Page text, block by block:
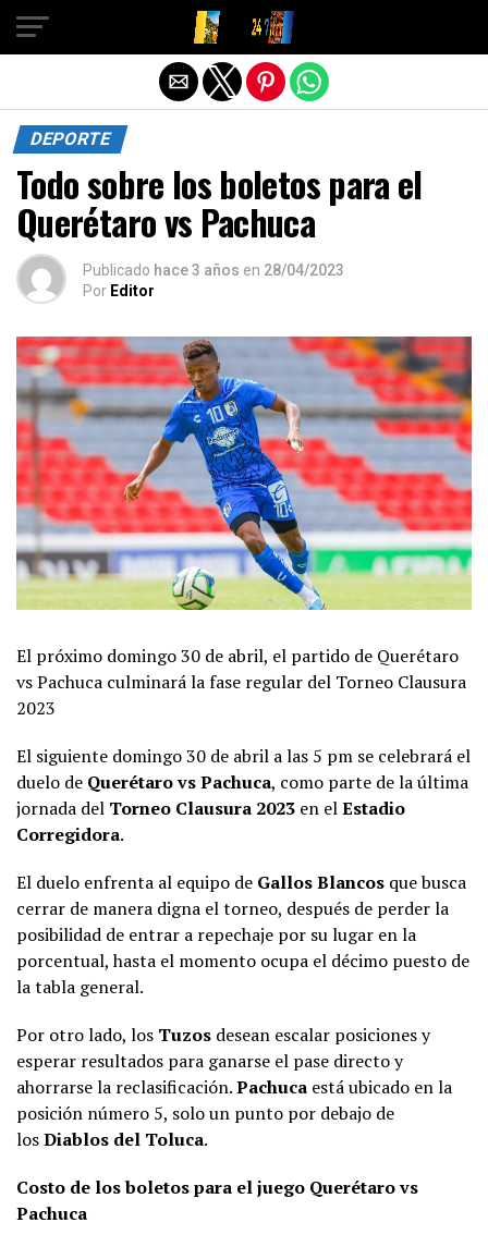
DEPORTE
Todo sobre los boletos para el
Querétaro vs Pachuca
Publicado hace 3 años en 28/04/2023
Por Editor
El próximo domingo 30 de abril, el partido de Querétaro
vs Pachuca culminará la fase regular del Torneo Clausura
2023
El siguiente domingo 30 de abril a las 5 pm se celebrará el
duelo de Querétaro vs Pachuca, como parte de la última
jornada del Torneo Clausura 2023 en elEstadio
Corregidora.
El duelo enfrenta al equipo de Gallos Blancos que busca
cerrar de manera digna el torneo, después de perder la
posibilidad de entrar a repechaje por su lugar en la
porcentual, hasta el momento ocupa el décimo puesto de
la tabla general.
Por otro lado, los Tuzos desean escalar posiciones y
esperar resultados para ganarse el pase directo y
ahorrarse la reclasificación.Pachuca está ubicado en la
posición número 5, solo un punto por debajo de
losDiablos del Toluca.
Costo de los boletos para el juego Querétaro vs
Pachuca
Salir de la versión móvil